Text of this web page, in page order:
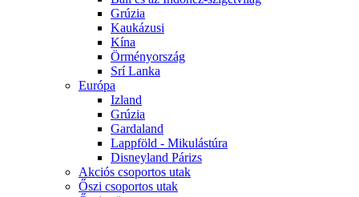
Grúzia
Kaukázusi
Kína
Örményország
Srí Lanka
Európa
Izland
Grúzia
Gardaland
Lappföld - Mikulástúra
Disneyland Párizs
Akciós csoportos utak
Őszi csoportos utak